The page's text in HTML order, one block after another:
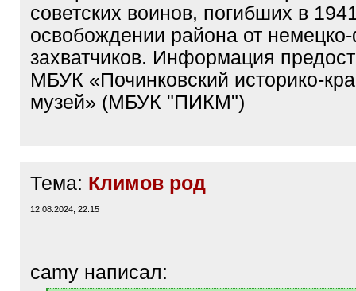
советских воинов, погибших в
освобождении района от
захватчиков. Информация
МБУК «Починковский историко-
музей» (МБУК "ПИКМ")
Тема: Климов род
12.08.2024, 22:15
camy написал: